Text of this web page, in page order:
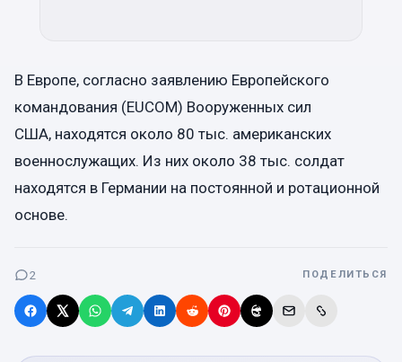
В Европе, согласно заявлению Европейского
командования (EUCOM) Вооруженных сил
США, находятся около 80 тыс. американских
военнослужащих. Из них около 38 тыс. солдат
находятся в Германии на постоянной и ротационной
основе.
2 ПОДЕЛИТЬСЯ